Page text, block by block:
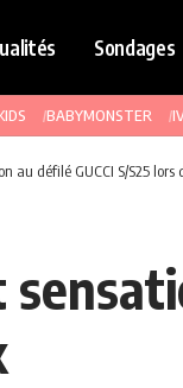
Sondages
BABYMONSTER
au défilé GUCCI S/S25